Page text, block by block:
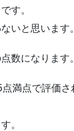
す。
いと思います。
数になります。
満点で評価さ
。